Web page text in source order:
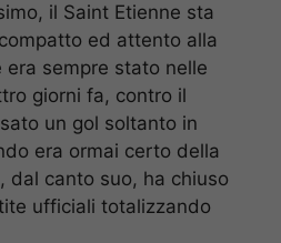
il Saint Etienne sta
ed attento alla
sempre stato nelle
giorni fa, contro il
un gol soltanto in
era ormai certo della
dal canto suo, ha chiuso
ufficiali totalizzando